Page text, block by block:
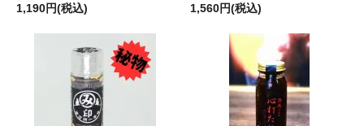
1,190円(税込)
1,560円(税込)